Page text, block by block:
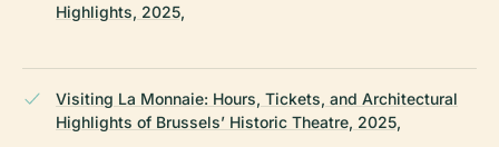
Highlights, 2025,
Visiting La Monnaie: Hours, Tickets, and Architectural
Highlights of Brussels’ Historic Theatre, 2025,